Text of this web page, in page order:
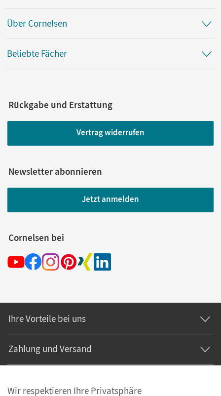
Über Cornelsen
Beliebte Fächer
Rückgabe und Erstattung
Vertrag widerrufen
Newsletter abonnieren
Jetzt anmelden
Cornelsen bei
Ihre Vorteile bei uns
Zahlung und Versand
Wir respektieren Ihre Privatsphäre